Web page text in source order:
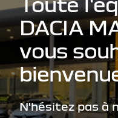
DACIA
vous
N'hésitez pas à